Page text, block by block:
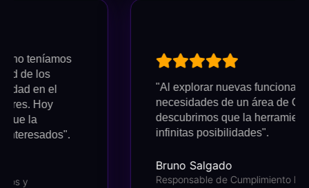
el
"Al explorar nuevas funcionalidades y
necesidades de un área de
descubrimos que la herramienta tiene
infinitas posibilidades".
Bruno Salgado
Responsable de Cumplimiento Estácio